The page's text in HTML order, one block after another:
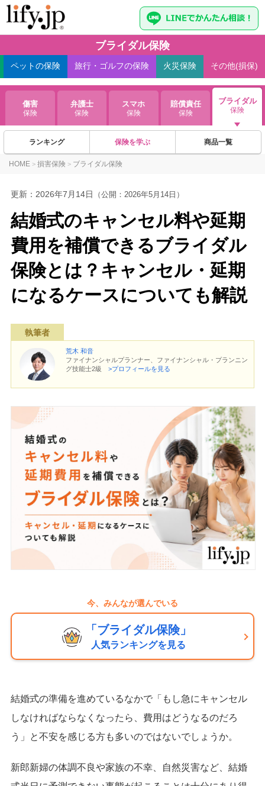
ペットの保険 旅行・ゴルフの保険 火災保険 その他(損保)
傷害
保険
弁護士
保険
スマホ
保険
賠償責任
保険
ブライダル
保険
ブライダル保険
ランキング 保険を学ぶ 商品一覧
HOME > 損害保険 > ブライダル保険
更新： 2026年7月14日 （公開：2026年5月14日）
結婚式のキャンセル料や延期
費用を補償できるブライダル
保険とは？キャンセル・延期
になるケースについても解説
執筆者
荒木 和音
ファイナンシャルプランナー、ファイナンシャル・プランニン
グ技能士2級 >プロフィールを見る
今、みんなが選んでいる
「ブライダル保険」
人気ランキングを見る
結婚式の準備を進めているなかで「もし急にキャンセル
しなければならなくなったら、費用はどうなるのだろ
う」と不安を感じる方も多いのではないでしょうか。
新郎新婦の体調不良や家族の不幸、自然災害など、結婚